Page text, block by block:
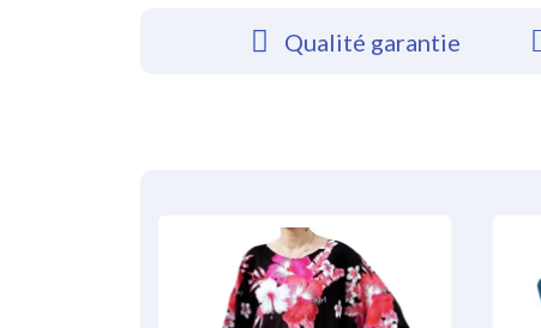
Qualité garantie